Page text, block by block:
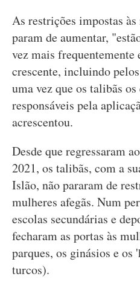
As restrições impostas
param de aumentar,
vez mais frequentemente
crescente, incluindo
uma vez que os talibãs
responsáveis pela
acrescentou.
Desde que regressaram
2021, os talibãs, com a
Islão, não pararam de
mulheres afegãs. Num
escolas secundárias e
fecharam as portas às
parques, os ginásios e os
turcos).